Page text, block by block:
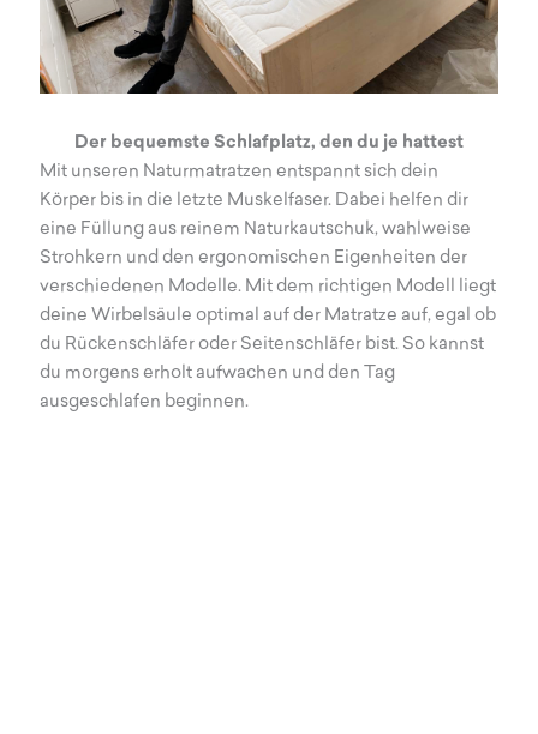
Der bequemste Schlafplatz, den du je hattest
Mit unseren Naturmatratzen entspannt sich dein
Körper bis in die letzte Muskelfaser. Dabei helfen dir
eine Füllung aus reinem Naturkautschuk, wahlweise
Strohkern und den ergonomischen Eigenheiten der
verschiedenen Modelle. Mit dem richtigen Modell liegt
deine Wirbelsäule optimal auf der Matratze auf, egal ob
du Rückenschläfer oder Seitenschläfer bist. So kannst
du morgens erholt aufwachen und den Tag
ausgeschlafen beginnen.